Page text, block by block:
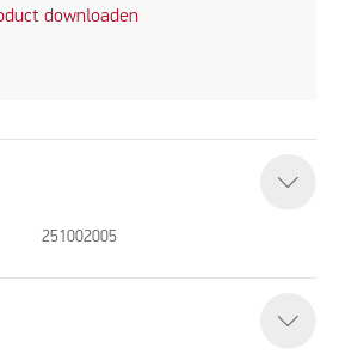
downloaden
251002005